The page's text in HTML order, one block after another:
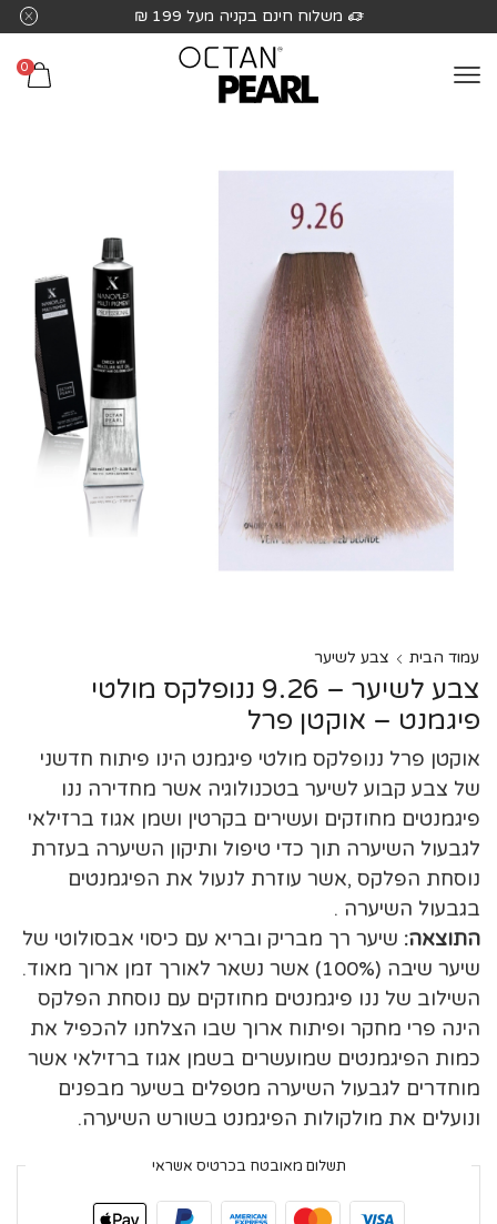
לֵב:
בְּאֲתָר
משלוח חינם בקניה מעל 199 ₪
0
עמוד הבית צבע לשיער
צבע לשיער – 9.26 ננופלקס מולטי
פיגמנט – אוקטן פרל
אוקטן פרל ננופלקס מולטי פיגמנט הינו פיתוח חדשני
של צבע קבוע לשיער בטכנולוגיה אשר מחדירה ננו
פיגמנטים מחוזקים ועשירים בקרטין ושמן אגוז ברזילאי
לגבעול השיערה תוך כדי טיפול ותיקון השיערה בעזרת
נוסחת הפלקס ,אשר עוזרת לנעול את הפיגמנטים
בגבעול השיערה .
התוצאה: שיער רך מבריק ובריא עם כיסוי אבסולוטי של
שיער שיבה (100%) אשר נשאר לאורך זמן ארוך מאוד.
השילוב של ננו פיגמנטים מחוזקים עם נוסחת הפלקס
הינה פרי מחקר ופיתוח ארוך שבו הצלחנו להכפיל את
כמות הפיגמנטים שמועשרים בשמן אגוז ברזילאי אשר
מוחדרים לגבעול השיערה מטפלים בשיער מבפנים
ונועלים את מולקולות הפיגמנט בשורש השיערה.
תשלום מאובטח בכרטיס אשראי